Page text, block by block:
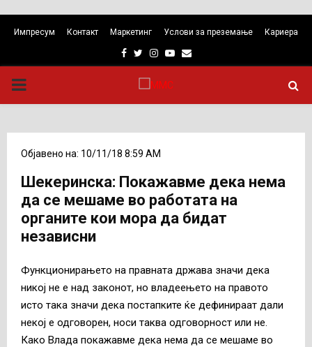
Импресум Контакт Маркетинг Услови за преземање Кариера
Facebook
TwitterInstagram
Youtube
Email
PRIMARY
Објавено на: 10/11/18 8:59 AM
Шекеринска: Покажавме дека нема
да се мешаме во работата на
органите кои мора да бидат
независни
Функционирањето на правната држава значи дека
никој не е над законот, но владеењето на правото
исто така значи дека постапките ќе дефинираат дали
некој е одговорен, носи таква одговорност или не.
Како Влада покажавме дека нема да се мешаме во